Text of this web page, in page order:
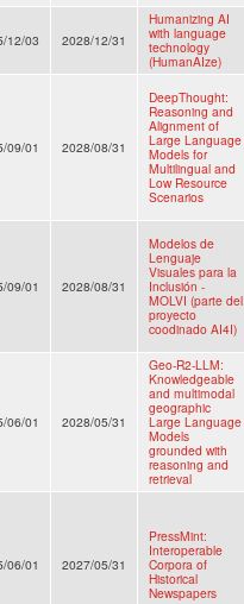
12/03 2028/12/31
Humanizing AI
with language
technology
(HumanAIze)
09/01 2028/08/31
DeepThought:
Reasoning and
Alignment of
Large Language
Models for
Multilingual and
Low Resource
Scenarios
09/01 2028/08/31
Modelos de
Lenguaje
Visuales para la
Inclusión -
MOLVI (parte del
proyecto
coodinado AI4I)
06/01 2028/05/31
Geo-R2-LLM:
Knowledgeable
and multimodal
geographic
Large Language
Models
grounded with
reasoning and
retrieval
06/01 2027/05/31
PressMint:
Interoperable
Corpora of
Historical
Newspapers